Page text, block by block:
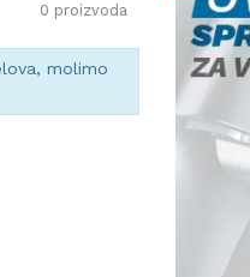
0 proizvoda
molimo